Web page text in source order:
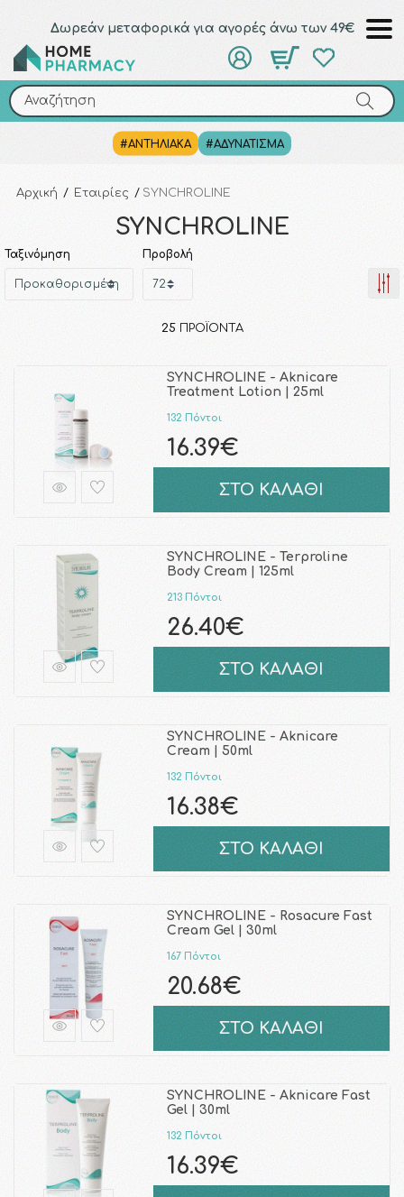
Δωρεάν μεταφορικά για αγορές άνω των 49€
Αναζήτηση
#ΑΝΤΗΛΙΑΚΑ #ΑΔΥΝΑΤΙΣΜΑ
Αναζήτηση
Αρχική / Εταιρίες / SYNCHROLINE
SYNCHROLINE
Ταξινόμηση Προβολή
25 ΠΡΟΪΌΝΤΑ
SYNCHROLINE - Aknicare
Treatment Lotion | 25ml
132 Πόντοι
16.39€
ΣΤΟ ΚΑΛΑΘΙ
SYNCHROLINE - Terproline
Body Cream | 125ml
213 Πόντοι
26.40€
ΣΤΟ ΚΑΛΑΘΙ
SYNCHROLINE - Aknicare
Cream | 50ml
132 Πόντοι
16.38€
ΣΤΟ ΚΑΛΑΘΙ
SYNCHROLINE - Rosacure Fast
Cream Gel | 30ml
167 Πόντοι
20.68€
ΣΤΟ ΚΑΛΑΘΙ
SYNCHROLINE - Aknicare Fast
Gel | 30ml
132 Πόντοι
16.39€